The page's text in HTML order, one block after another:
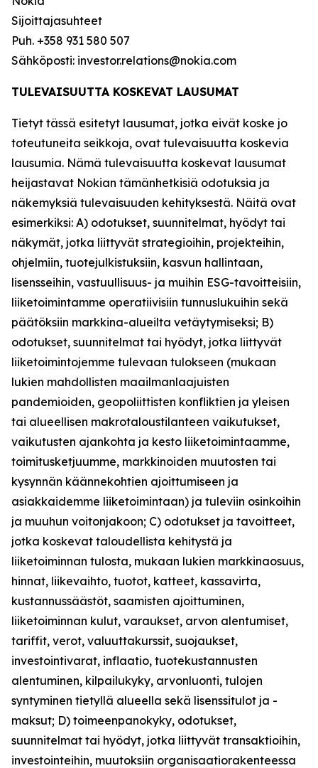
Sijoittajasuhteet
Puh. +358 931 580 507
Sähköposti: investor.relations@nokia.com
TULEVAISUUTTA KOSKEVAT LAUSUMAT
Tietyt tässä esitetyt lausumat, jotka eivät koske jo
toteutuneita seikkoja, ovat tulevaisuutta koskevia
lausumia. Nämä tulevaisuutta koskevat lausumat
heijastavat Nokian tämänhetkisiä odotuksia ja
näkemyksiä tulevaisuuden kehityksestä. Näitä ovat
esimerkiksi: A) odotukset, suunnitelmat, hyödyt tai
näkymät, jotka liittyvät strategioihin, projekteihin,
ohjelmiin, tuotejulkistuksiin, kasvun hallintaan,
lisensseihin, vastuullisuus- ja muihin ESG-tavoitteisiin,
liiketoimintamme operatiivisiin tunnuslukuihin sekä
päätöksiin markkina-alueilta vetäytymiseksi; B)
odotukset, suunnitelmat tai hyödyt, jotka liittyvät
liiketoimintojemme tulevaan tulokseen (mukaan
lukien mahdollisten maailmanlaajuisten
pandemioiden, geopoliittisten konfliktien ja yleisen
tai alueellisen makrotaloustilanteen vaikutukset,
vaikutusten ajankohta ja kesto liiketoimintaamme,
toimitusketjuumme, markkinoiden muutosten tai
kysynnän käännekohtien ajoittumiseen ja
asiakkaidemme liiketoimintaan) ja tuleviin osinkoihin
ja muuhun voitonjakoon; C) odotukset ja tavoitteet,
jotka koskevat taloudellista kehitystä ja
liiketoiminnan tulosta, mukaan lukien markkinaosuus,
hinnat, liikevaihto, tuotot, katteet, kassavirta,
kustannussäästöt, saamisten ajoittuminen,
liiketoiminnan kulut, varaukset, arvon alentumiset,
tariffit, verot, valuuttakurssit, suojaukset,
investointivarat, inflaatio, tuotekustannusten
alentuminen, kilpailukyky, arvonluonti, tulojen
syntyminen tietyllä alueella sekä lisenssitulot ja -
maksut; D) toimeenpanokyky, odotukset,
suunnitelmat tai hyödyt, jotka liittyvät transaktioihin,
investointeihin, muutoksiin organisaatiorakenteessa